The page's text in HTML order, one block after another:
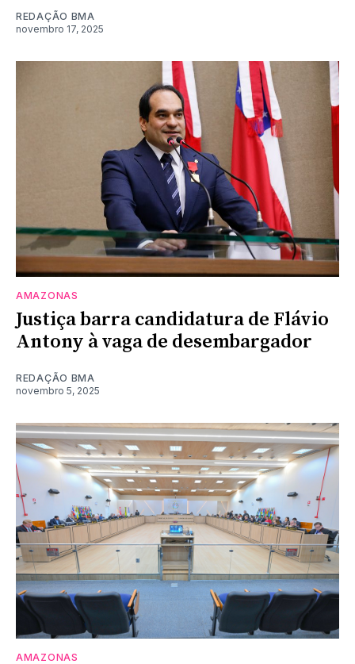
REDAÇÃO BMA
novembro 17, 2025
AMAZONAS
Justiça barra candidatura de Flávio
Antony à vaga de desembargador
REDAÇÃO BMA
novembro 5, 2025
AMAZONAS